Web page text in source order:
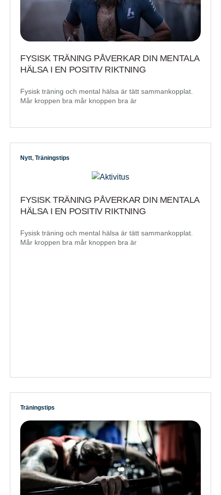
FYSISK TRÄNING PÅVERKAR DIN MENTALA
HÄLSA I EN POSITIV RIKTNING
Fysisk träning och mental hälsa är tätt sammankopplat.
Mår kroppen bra mår knoppen bra är
Nytt, Träningstips
FYSISK TRÄNING PÅVERKAR DIN MENTALA
HÄLSA I EN POSITIV RIKTNING
Fysisk träning och mental hälsa är tätt sammankopplat.
Mår kroppen bra mår knoppen bra är
Träningstips